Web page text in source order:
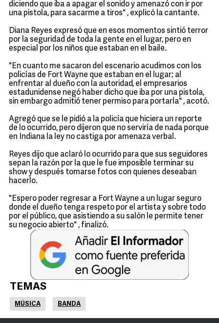
diciendo que iba a apagar el sonido y amenazó con ir por
una pistola, para sacarme a tiros" , explicó la cantante.
Diana Reyes expresó que en esos momentos sintió terror
por la seguridad de toda la gente en el lugar, pero en
especial por los niños que estaban en el baile.
"En cuanto me sacaron del escenario acudimos con los
policías de Fort Wayne que estaban en el lugar; al
enfrentar al dueño con la autoridad, el empresarios
estadunidense negó haber dicho que iba por una pistola,
sin embargo admitió tener permiso para portarla" , acotó.
Agregó que se le pidió a la policía que hiciera un reporte
de lo ocurrido, pero dijeron que no serviría de nada porque
en Indiana la ley no castiga por amenaza verbal.
Reyes dijo que aclaró lo ocurrido para que sus seguidores
sepan la razón por la que le fue imposible terminar su
show y después tomarse fotos con quienes deseaban
hacerlo.
"Espero poder regresar a Fort Wayne a un lugar seguro
donde el dueño tenga respeto por el artista y sobre todo
por el público, que asistiendo a su salón le permite tener
su negocio abierto" , finalizó.
TEMAS
MÚSICA BANDA